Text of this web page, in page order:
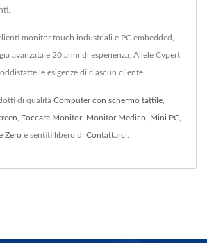
monitor touch industriali e PC embedded,
avanzata e 20 anni di esperienza, Allele Cypert
le esigenze di ciascun cliente.
di qualità Computer con schermo tattile
Toccare Monitor, Monitor Medico Mini PC
Zero e sentiti libero di Contattarci